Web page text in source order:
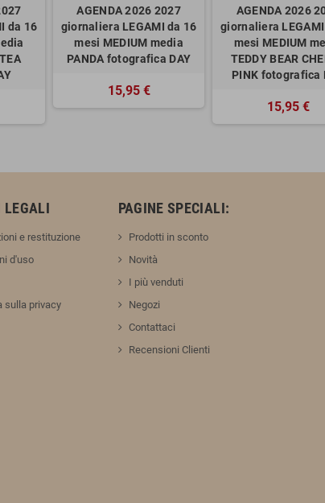
da 16
AGENDA 2026 2027
giornaliera LEGAMI da 16
mesi MEDIUM media
PANDA fotografica DAY
15,95 €
AGENDA 2026
giornaliera
mesi MEDIUM
TEDDY BEAR
PINK fotografica
15,95 €
LEGALI
e restituzione
d'uso
sulla privacy
PAGINE SPECIALI:
Prodotti in sconto
Novità
I più venduti
Negozi
Contattaci
Recensioni Clienti